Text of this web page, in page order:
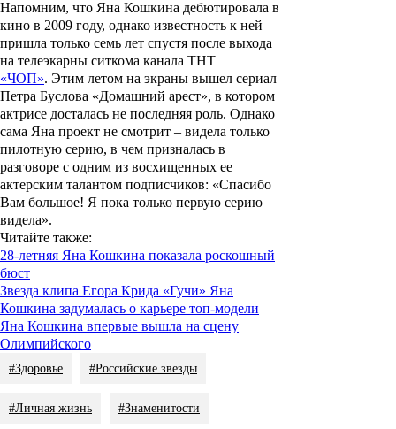
Напомним, что Яна Кошкина дебютировала в
кино в 2009 году, однако известность к ней
пришла только семь лет спустя после выхода
на телеэкарны ситкома канала ТНТ
«ЧОП». Этим летом на экраны вышел сериал
Петра Буслова «Домашний арест», в котором
актрисе досталась не последняя роль. Однако
сама Яна проект не смотрит – видела только
пилотную серию, в чем призналась в
разговоре с одним из восхищенных ее
актерским талантом подписчиков: «Спасибо
Вам большое! Я пока только первую серию
видела».
Читайте также:
28-летняя Яна Кошкина показала роскошный
бюст
Звезда клипа Егора Крида «Гучи» Яна
Кошкина задумалась о карьере топ-модели
Яна Кошкина впервые вышла на сцену
Олимпийского
#Здоровье #Российские звезды
#Личная жизнь #Знаменитости